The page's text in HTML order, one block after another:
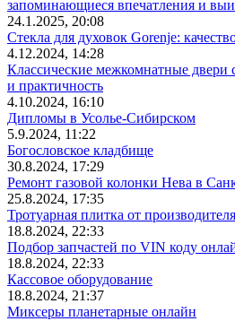
запоминающиеся впечатления и
24.1.2025, 20:08
Стекла для духовок Gorenje:
4.12.2024, 14:28
Классические межкомнатные двери
и практичность
4.10.2024, 16:10
Дипломы в Усолье-Сибирском
5.9.2024, 11:22
Богословское кладбище
30.8.2024, 17:29
Ремонт газовой колонки Нева в
25.8.2024, 17:35
Тротуарная плитка от
18.8.2024, 22:33
Подбор запчастей по VIN коду
18.8.2024, 22:33
Кассовое оборудование
18.8.2024, 21:37
Миксеры планетарные онлайн